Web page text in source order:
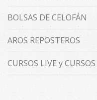
BOLSAS DE CELOFÁN
AROS REPOSTEROS
CURSOS LIVE y